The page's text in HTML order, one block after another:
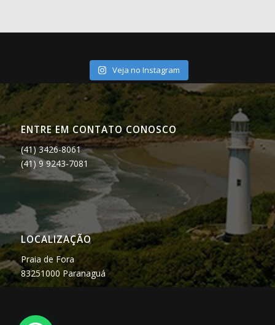
Veja no Instagram
ENTRE EM CONTATO CONOSCO
(41) 3426-8061
(41) 9 9243-7081
LOCALIZAÇÃO
Praia de Fora
83251000 Paranaguá